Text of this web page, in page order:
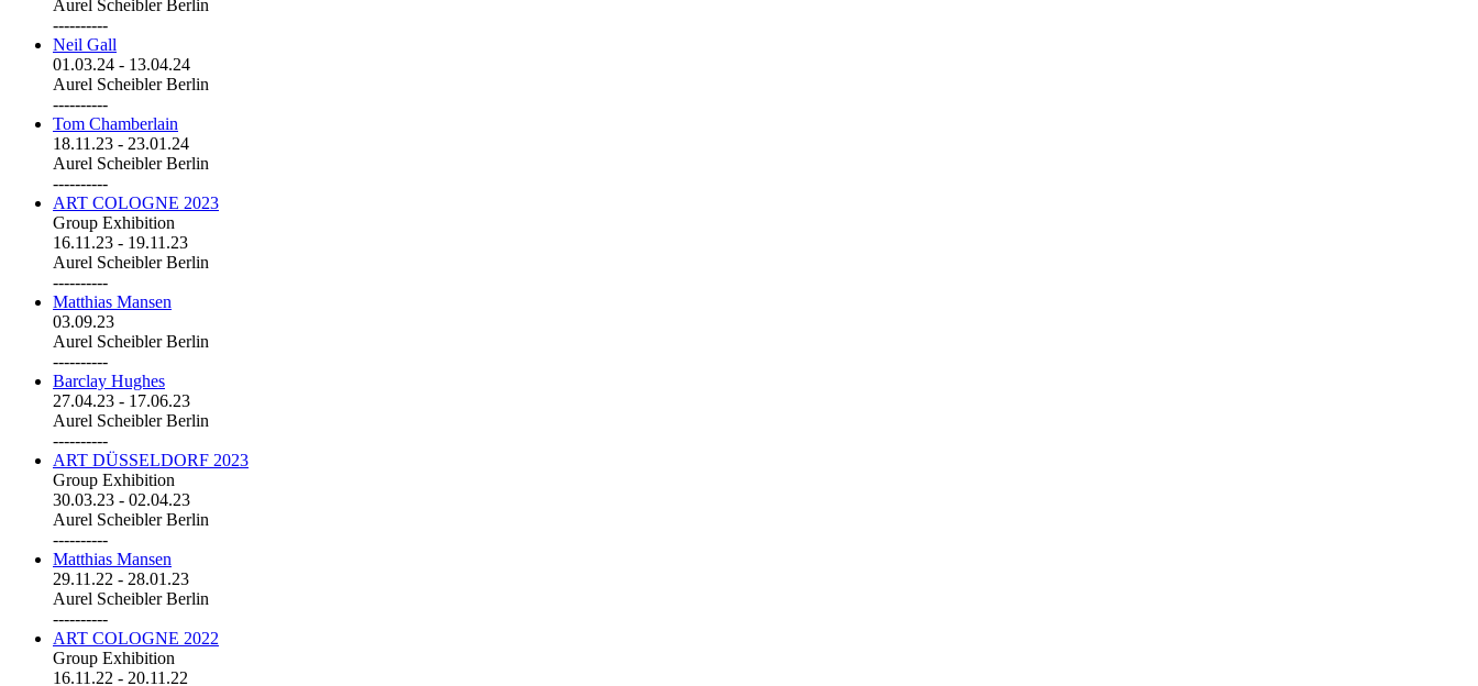
Aurel Scheibler Berlin
----------
Neil Gall
01.03.24 - 13.04.24
Aurel Scheibler Berlin
----------
Tom Chamberlain
18.11.23 - 23.01.24
Aurel Scheibler Berlin
----------
ART COLOGNE 2023
Group Exhibition
16.11.23 - 19.11.23
Aurel Scheibler Berlin
----------
Matthias Mansen
03.09.23
Aurel Scheibler Berlin
----------
Barclay Hughes
27.04.23 - 17.06.23
Aurel Scheibler Berlin
----------
ART DÜSSELDORF 2023
Group Exhibition
30.03.23 - 02.04.23
Aurel Scheibler Berlin
----------
Matthias Mansen
29.11.22 - 28.01.23
Aurel Scheibler Berlin
----------
ART COLOGNE 2022
Group Exhibition
16.11.22 - 20.11.22